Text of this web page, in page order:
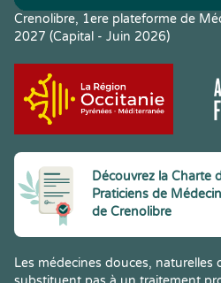
Crenolibre, 1ere plateforme de
2027 (Capital - Juin 2026)
Découvrez la Charte
Praticiens de
de Crenolibre
Les médecines douces, naturelles